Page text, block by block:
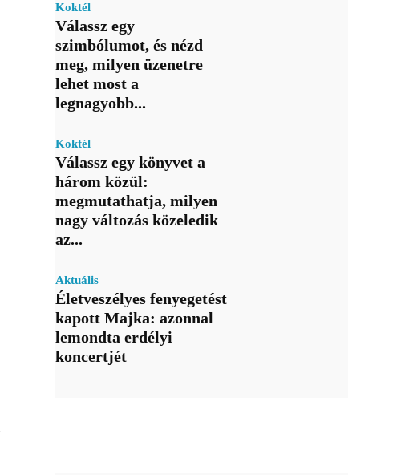
Koktél
Válassz egy
szimbólumot, és nézd
meg, milyen üzenetre
lehet most a
legnagyobb...
Koktél
Válassz egy könyvet a
három közül:
megmutathatja, milyen
nagy változás közeledik
az...
Aktuális
Életveszélyes fenyegetést
kapott Majka: azonnal
lemondta erdélyi
koncertjét